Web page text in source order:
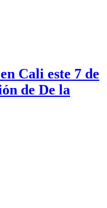
Cali este 7 de
de De la